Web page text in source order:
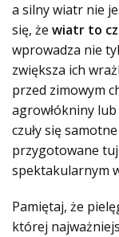
a silny wiatr nie
się, że wiatr to
wprowadza nie
zwiększa ich
przed zimowym
agrowłókniny lub
czuły się
przygotowane
spektakularnym
Pamiętaj, że
której